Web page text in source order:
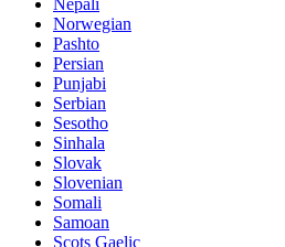
Norwegian
Pashto
Persian
Punjabi
Serbian
Sesotho
Sinhala
Slovak
Slovenian
Somali
Samoan
Scots Gaelic